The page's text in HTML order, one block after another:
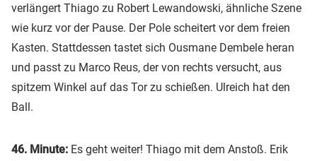
verlängert Thiago zu Robert Lewandowski, ähnliche Szene
wie kurz vor der Pause. Der Pole scheitert vor dem freien
Kasten. Stattdessen tastet sich Ousmane Dembele heran
und passt zu Marco Reus, der von rechts versucht, aus
spitzem Winkel auf das Tor zu schießen. Ulreich hat den
Ball.
46. Minute: Es geht weiter! Thiago mit dem Anstoß. Erik